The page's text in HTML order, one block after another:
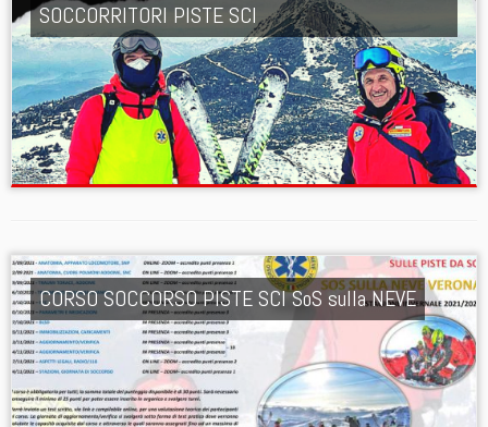
SOCCORRITORI PISTE SCI
CORSO SOCCORSO PISTE SCI SoS sulla NEVE